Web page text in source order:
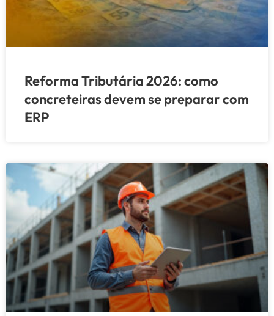
Reforma Tributária 2026: como
concreteiras devem se preparar com
ERP